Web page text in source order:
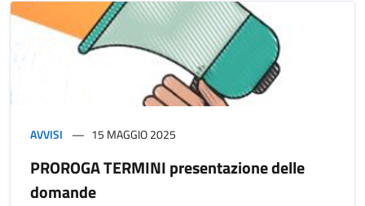
AVVISI 15 MAGGIO 2025
PROROGA TERMINI presentazione delle
domande